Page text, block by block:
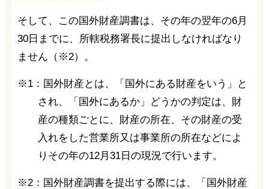
そして、この国外財産調書は、その年の翌年の6月
30日までに、所轄税務署長に提出しなければなり
ません（※2）。
※1：国外財産とは、「国外にある財産をいう」と
され、「国外にあるか」どうかの判定は、財
産の種類ごとに、財産の所在、その財産の受
入れをした営業所又は事業所の所在などによ
りその年の12月31日の現況で行います。
※2：国外財産調書を提出する際には、「国外財産